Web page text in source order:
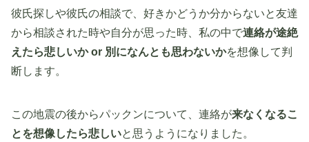
彼氏探しや彼氏の相談で、好きかどうか分からないと友達
から相談された時や自分が思った時、私の中で連絡が途絶
えたら悲しいか or 別になんとも思わないかを想像して判
断します。
この地震の後からパックンについて、連絡が来なくなるこ
とを想像したら悲しいと思うようになりました。